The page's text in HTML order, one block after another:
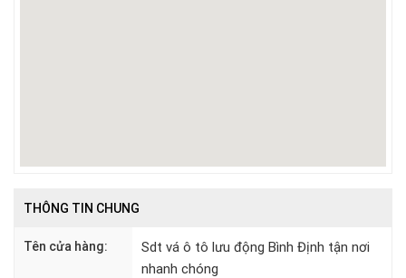
THÔNG TIN CHUNG
Tên cửa hàng:
Sdt vá ô tô lưu động Bình Định tận nơi
nhanh chóng